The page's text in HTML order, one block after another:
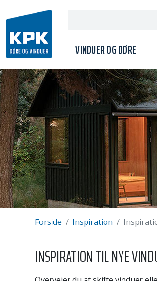
VINDUER OG DØRE
Forside Inspiration
INSPIRATION TIL NYE